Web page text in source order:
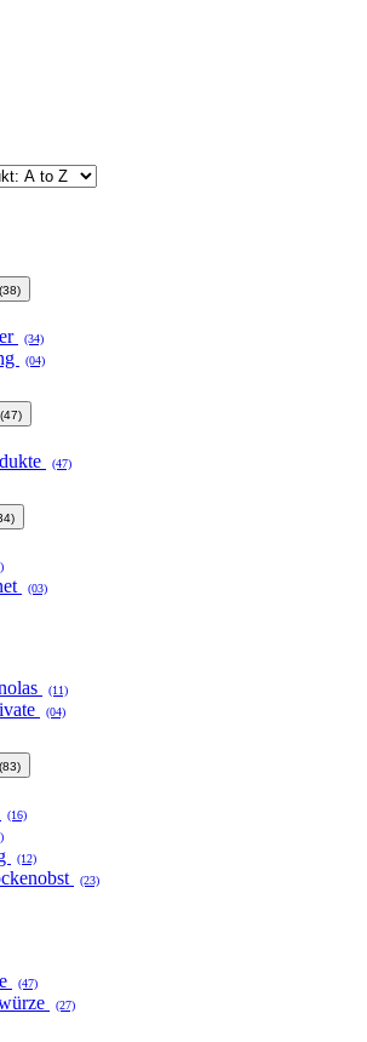
(38)
(34)
(04)
(47)
(47)
(03)
(11)
(04)
(83)
(16)
(12)
(23)
(47)
(27)